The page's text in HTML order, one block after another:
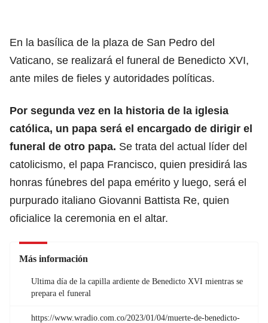
En la basílica de la plaza de San Pedro del
Vaticano, se realizará el funeral de Benedicto XVI,
ante miles de fieles y autoridades políticas.
Por segunda vez en la historia de la iglesia
católica, un papa será el encargado de dirigir el
funeral de otro papa. Se trata del actual líder del
catolicismo, el papa Francisco, quien presidirá las
honras fúnebres del papa emérito y luego, será el
purpurado italiano Giovanni Battista Re, quien
oficialice la ceremonia en el altar.
Más información
Ultima día de la capilla ardiente de Benedicto XVI mientras se
prepara el funeral
https://www.wradio.com.co/2023/01/04/muerte-de-benedicto-